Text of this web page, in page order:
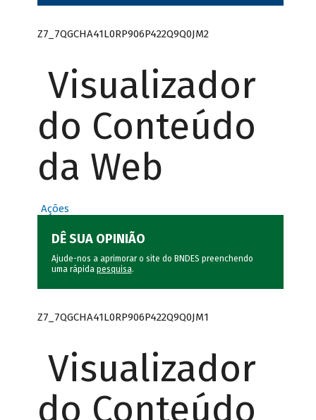
Z7_7QGCHA41L0RP906P422Q9Q0JM2
Visualizador
do Conteúdo
da Web
Ações
DÊ SUA OPINIÃO
Ajude-nos a aprimorar o site do BNDES preenchendo
uma rápida pesquisa.
Z7_7QGCHA41L0RP906P422Q9Q0JM1
Visualizador
do Conteúdo